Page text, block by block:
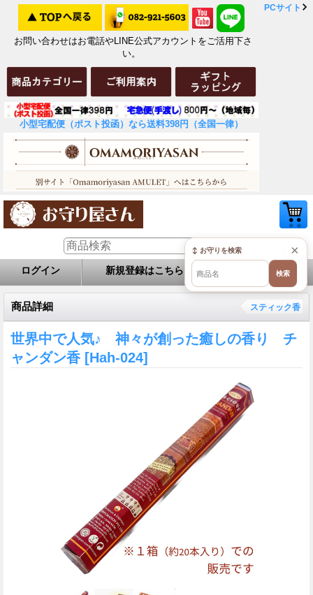
お問い合わせはお電話やLINE公式アカウントをご活用下さ
い。
小型宅配便（ポスト投函）なら送料398円（全国一律）
PCサイト
ログイン 新規登録はこちら お問い合せ
商品詳細 スティック香
世界中で人気♪ 神々が創った癒しの香り チ
ャンダン香 [Hah-024]
×
↕ お守りを検索
検索